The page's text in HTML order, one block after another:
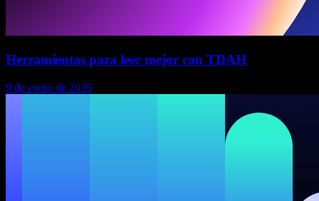
Herramientas para leer mejor con TDAH
9 de enero de 2026